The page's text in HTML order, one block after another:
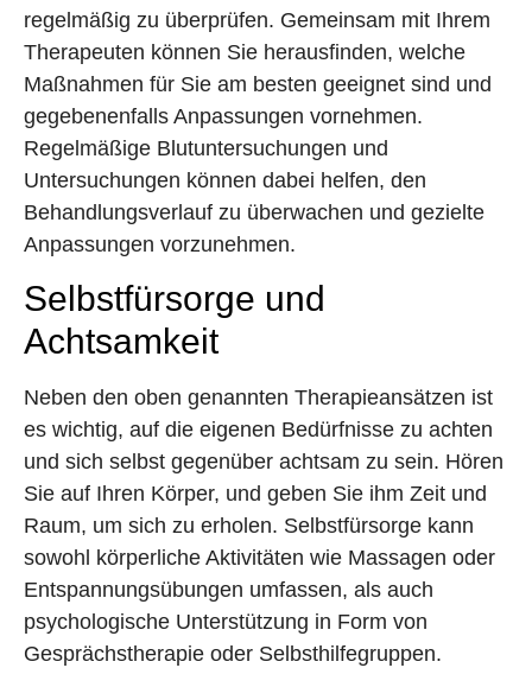
regelmäßig zu überprüfen. Gemeinsam mit Ihrem
Therapeuten können Sie herausfinden, welche
Maßnahmen für Sie am besten geeignet sind und
gegebenenfalls Anpassungen vornehmen.
Regelmäßige Blutuntersuchungen und
Untersuchungen können dabei helfen, den
Behandlungsverlauf zu überwachen und gezielte
Anpassungen vorzunehmen.
Selbstfürsorge und
Achtsamkeit
Neben den oben genannten Therapieansätzen ist
es wichtig, auf die eigenen Bedürfnisse zu achten
und sich selbst gegenüber achtsam zu sein. Hören
Sie auf Ihren Körper, und geben Sie ihm Zeit und
Raum, um sich zu erholen. Selbstfürsorge kann
sowohl körperliche Aktivitäten wie Massagen oder
Entspannungsübungen umfassen, als auch
psychologische Unterstützung in Form von
Gesprächstherapie oder Selbsthilfegruppen.